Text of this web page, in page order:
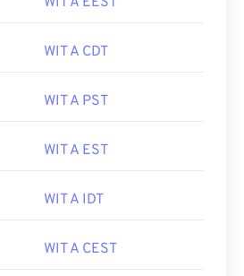
WIT A CDT
WIT A PST
WIT A EST
WIT A IDT
WIT A CEST